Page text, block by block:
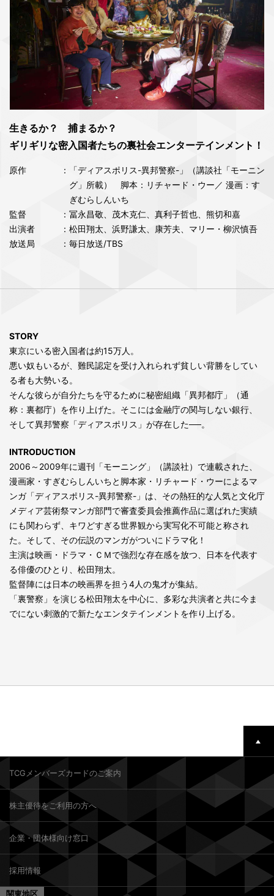
生きるか？ 捕まるか？
ギリギリな密入国者たちの裏社会エンターテインメント！
原作
：「ディアスポリス-異邦警察-」（講談社「モーニン
グ」所載） 脚本：リチャード・ウー／ 漫画：す
ぎむらしんいち
監督
：冨永昌敬、茂木克仁、真利子哲也、熊切和嘉
出演者
：松田翔太、浜野謙太、康芳夫、マリー・柳沢慎吾
放送局
：毎日放送/TBS
STORY
東京にいる密入国者は約15万人。
悪い奴もいるが、難民認定を受け入れられず貧しい背勝をしてい
る者も大勢いる。
そんな彼らが自分たちを守るために秘密組織「異邦都庁」（通
称：裏都庁）を作り上げた。そこには金融庁の関与しない銀行、
そして異邦警察「ディアスポリス」が存在した──。
INTRODUCTION
2006～2009年に週刊「モーニング」（講談社）で連載された、
漫画家・すぎむらしんいちと脚本家・リチャード・ウーによるマ
ンガ「ディアスポリス-異邦警察-」は、その熱狂的な人気と文化庁
メディア芸術祭マンガ部門で審査委員会推薦作品に選ばれた実績
にも関わらず、キワどすぎる世界観から実写化不可能と称され
た。そして、その伝説のマンガがついにドラマ化！
主演は映画・ドラマ・ＣＭで強烈な存在感を放つ、日本を代表す
る俳優のひとり、松田翔太。
監督陣には日本の映画界を担う4人の鬼才が集結。
「裏警察」を演じる松田翔太を中心に、多彩な共演者と共に今ま
でにない刺激的で新たなエンタテインメントを作り上げる。
TCGメンバーズカードのご案内
株主優待をご利用の方へ
企業・団体様向け窓口
採用情報
関東地区